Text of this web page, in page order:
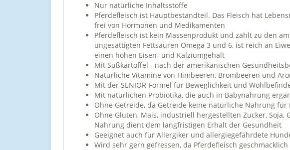
Nur natürliche Inhaltsstoffe
Pferdefleisch ist Hauptbestandteil. Das Fleisch hat
frei von Hormonen und Medikamenten
Pferdefleisch ist kein Massenprodukt und zählt zu den
ungesättigten Fettsäuren Omega 3 und 6, ist reich an
einen hohen Eisen- und Kalziumgehalt
Mit Süßkartoffel - nach der amerikanischen
Natürliche Vitamine von Himbeeren, Brombeeren und
Mit der SENIOR-Formel für Beweglichkeit und
Mit natürlichen Probiotika, die auch in Babynahrung
Ohne Getreide, da Getreide keine natürliche Nahrung
Ohne Gluten, Mais, industriell hergestellten Zucker,
Nahrung dient dem langfristigen Erhalt der Gesundheit
Geeignet auch für Allergiker und allergiegefährdete
Wird sehr gern gefressen, da Pferdefleisch